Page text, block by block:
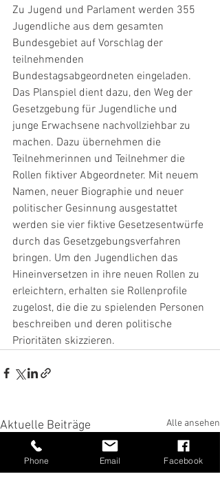
Zu Jugend und Parlament werden 355
Jugendliche aus dem gesamten
Bundesgebiet auf Vorschlag der
teilnehmenden
Bundestagsabgeordneten eingeladen.
Das Planspiel dient dazu, den Weg der
Gesetzgebung für Jugendliche und
junge Erwachsene nachvollziehbar zu
machen. Dazu übernehmen die
Teilnehmerinnen und Teilnehmer die
Rollen fiktiver Abgeordneter. Mit neuem
Namen, neuer Biographie und neuer
politischer Gesinnung ausgestattet
werden sie vier fiktive Gesetzesentwürfe
durch das Gesetzgebungsverfahren
bringen. Um den Jugendlichen das
Hineinversetzen in ihre neuen Rollen zu
erleichtern, erhalten sie Rollenprofile
zugelost, die die zu spielenden Personen
beschreiben und deren politische
Prioritäten skizzieren.
Aktuelle Beiträge Alle ansehen
Phone Email Facebook